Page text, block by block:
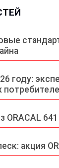
году:
641
акция